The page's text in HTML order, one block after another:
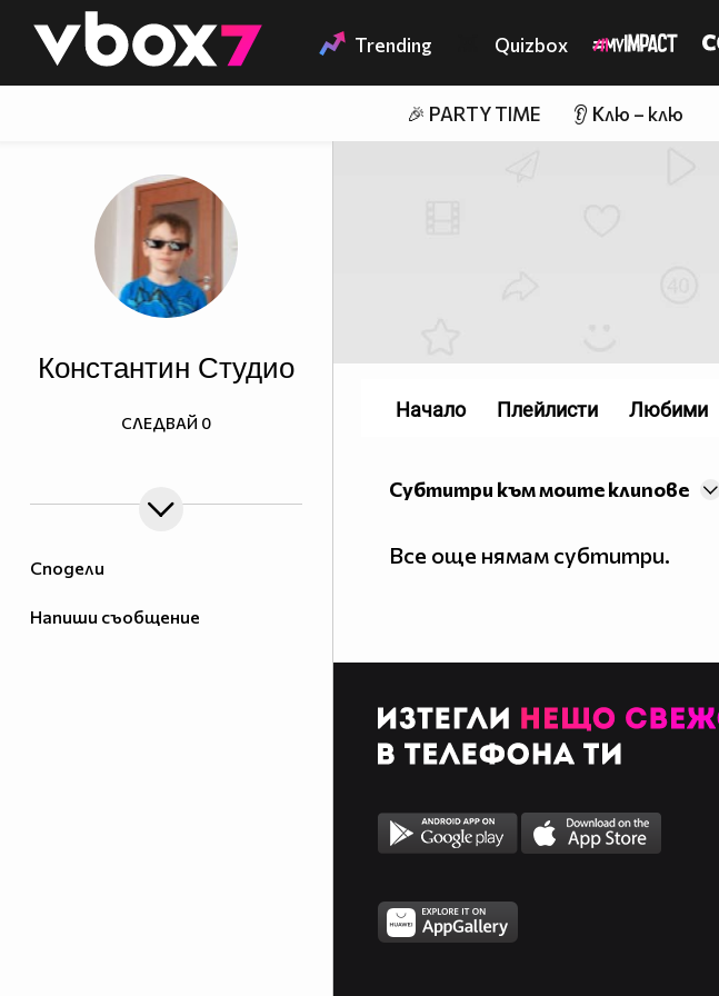
👾 Trending Quizbox
🎉 PARTY TIME 👂 Клю – клю
Сподели
Напиши съобщение
Константин Студио
СЛЕДВАЙ 0
Субтитри към моите клипове
Все още нямам субтитри.
Начало Плейлисти Любими